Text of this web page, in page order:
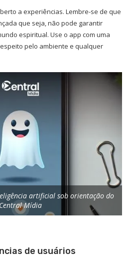
a experiências. Lembre-se de que
que seja, não pode garantir
espiritual. Use o app com uma
pelo ambiente e qualquer
artificial sob orientação do
Central Mídia
de usuários